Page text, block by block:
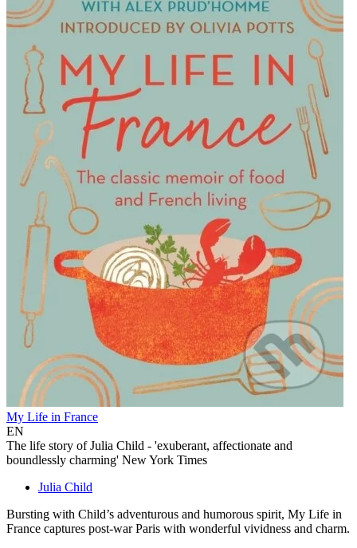
My Life in France
EN
The life story of Julia Child - 'exuberant, affectionate and
boundlessly charming' New York Times
Julia Child
Bursting with Child’s adventurous and humorous spirit, My Life in
France captures post-war Paris with wonderful vividness and charm.